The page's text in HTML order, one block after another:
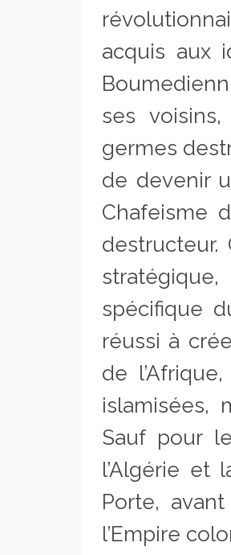
acquis aux
ses
germes
de devenir
Chafeisme
destructeur.
spécifique
réussi à
de
islamisées,
Sauf pour
l’Algérie et
Porte,
l’Empire